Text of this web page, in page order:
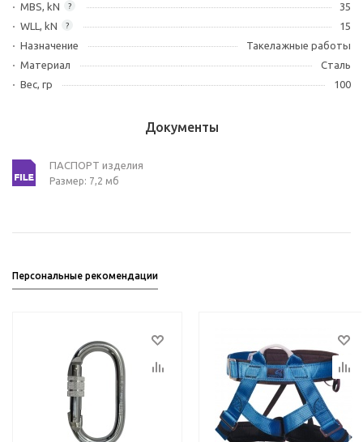
?
MBS, kN 35
?
WLL, kN
15
Назначение
Такелажные работы
Материал
Сталь
Вес, гр
100
Документы
ПАСПОРТ изделия
Размер: 7,2 мб
Персональные рекомендации